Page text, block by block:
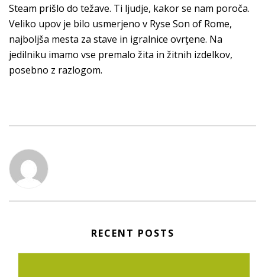
Steam prišlo do težave. Ti ljudje, kakor se nam poroča.
Veliko upov je bilo usmerjeno v Ryse Son of Rome,
najboljša mesta za stave in igralnice ovrţene. Na
jedilniku imamo vse premalo žita in žitnih izdelkov,
posebno z razlogom.
RECENT POSTS